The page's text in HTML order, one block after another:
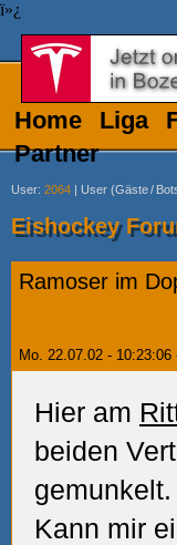
ï»¿
Home Liga
Partner
User: 2064 | User (Gäste/
Eishockey
Ramoser im
Mo. 22.07.02 - 10:23:06
Hier am
beiden
gemunkelt.
Kann mir